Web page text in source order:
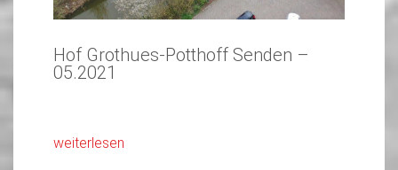
Hof Grothues-Potthoff Senden –
05.2021
weiterlesen